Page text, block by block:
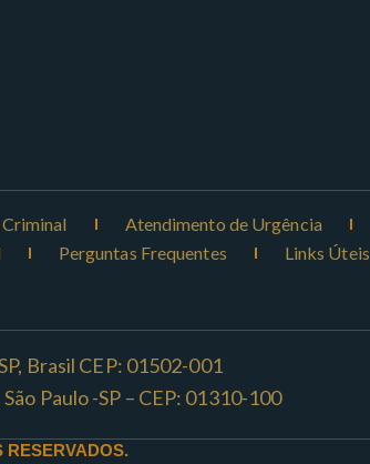
Atendimento de Urgência
Perguntas Frequentes Links Úteis
Brasil CEP: 01502-001
Paulo -SP – CEP: 01310-100
RESERVADOS.